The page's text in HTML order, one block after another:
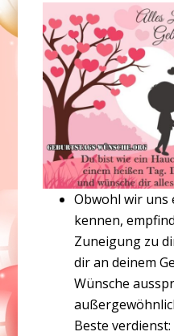
Obwohl wir uns
kennen,
Zuneigung zu
dir an deinem
Wünsche
Beste